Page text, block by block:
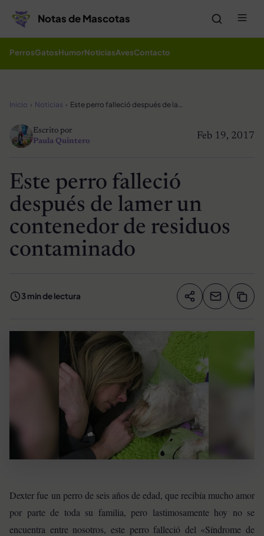
Notas de Mascotas
PerrosGatosHumorNoticiasAvesContacto
Inicio Noticias Este perro falleció después de lamer un contenedor de residuos contaminado
Feb 19, 2017
Escrito por
Paula Quintero
Este perro falleció
después de lamer un
contenedor de residuos
contaminado
3 min de lectura Compartir
Dexter fue un perro de seis años de edad, que recibía mucho amor
por parte de toda su familia, pero lastimosamente hoy no se
encuentra entre nosotros, este perro falleció del «Síndrome de